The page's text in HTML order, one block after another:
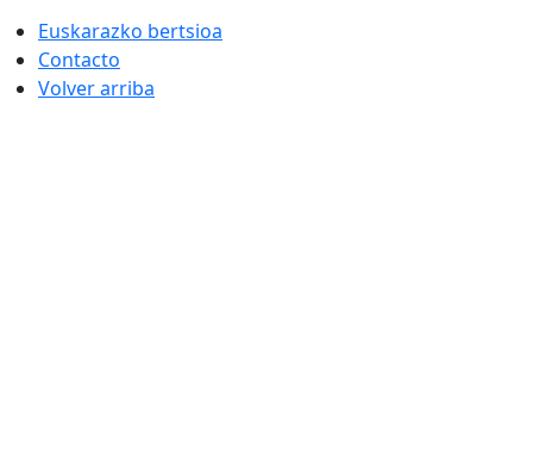
Euskarazko bertsioa
Contacto
Volver arriba